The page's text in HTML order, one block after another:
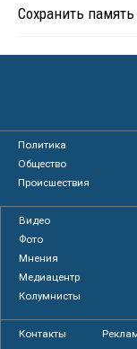
Сохранить
Политика
Общество
Происшествия
Видео
Фото
Мнения
Медиацентр
Колумнисты
Контакты